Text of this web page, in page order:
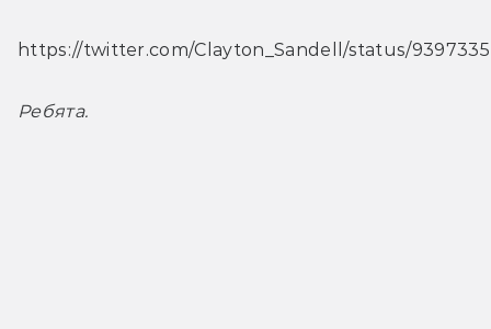
https://twitter.com/Clayton_Sandell/status/
Ребята.